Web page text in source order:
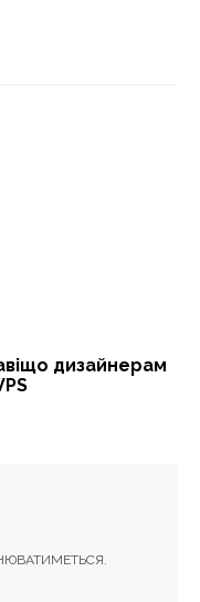
дизайнерам